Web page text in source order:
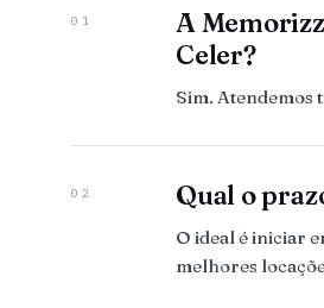
01
A
Celer?
Sim. Atendemos
02 Qual o
O ideal é iniciar
melhores